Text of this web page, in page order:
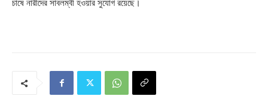
চাষে নারীদের সাবলম্বী হওয়ার সুযোগ রয়েছে।